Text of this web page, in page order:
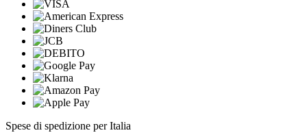
Spese di spedizione per Italia